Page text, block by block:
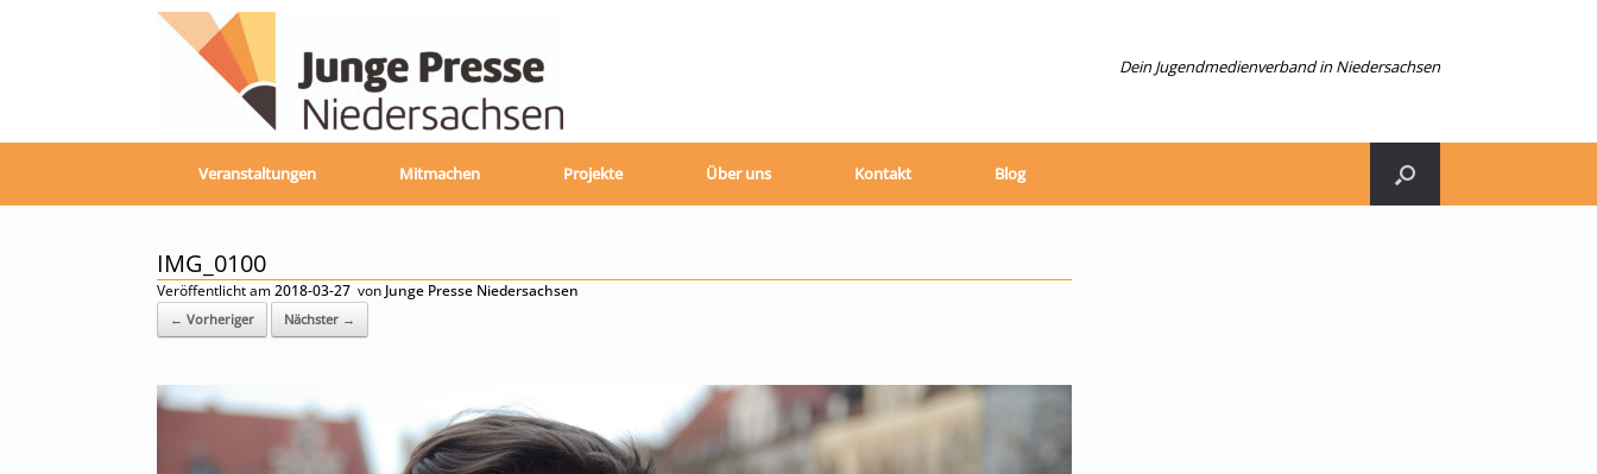
Dein Jugendmedienverband in Niedersachsen
Veranstaltungen Mitmachen Projekte Über uns Kontakt Blog
IMG_0100
Veröffentlicht am2018-03-27 von Junge Presse Niedersachsen
← Vorheriger Nächster →